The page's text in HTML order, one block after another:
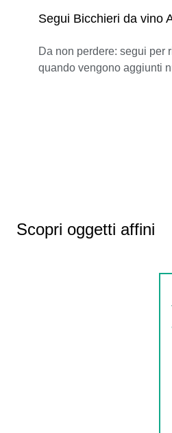
Segui Bicchieri da vino
Da non perdere: segui per
quando vengono aggiunti
Scopri oggetti affini